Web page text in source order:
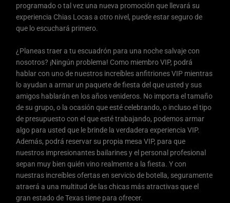
programado o tal vez una nueva promoción que llevará su
experiencia Chias Locas a otro nivel, puede estar seguro de
que lo escuchará primero.
¿Planeas traer a tu escuadrón para una noche salvaje con
nosotros? ¡Ningún problema! Como miembro VIP, podrá
hablar con uno de nuestros increíbles anfitriones VIP mientras
lo ayudan a armar un paquete de fiesta del que usted y sus
amigos hablarán en los años venideros. No importa el tamaño
de su grupo, o la ocasión que esté celebrando, o incluso el tipo
de presupuesto con el que esté trabajando, podemos armar
algo para usted que le brinde la verdadera experiencia VIP.
Además, podrá reservar su propia mesa VIP, para que
nuestros impresionantes bailarines y el personal profesional
sepan muy bien quién vino realmente a la fiesta. Y con
nuestras increíbles ofertas en servicio de botella, seguramente
atraerá a una multitud de las chicas más atractivas que el
gran estado de Texas tiene para ofrecer.